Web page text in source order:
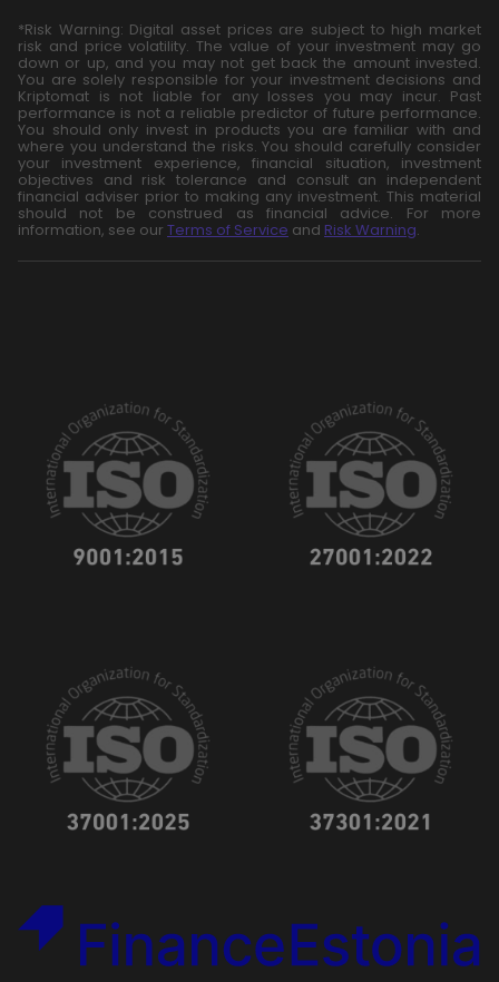
*Risk Warning: Digital asset prices are subject to high market
risk and price volatility. The value of your investment may go
down or up, and you may not get back the amount invested.
You are solely responsible for your investment decisions and
Kriptomat is not liable for any losses you may incur. Past
performance is not a reliable predictor of future performance.
You should only invest in products you are familiar with and
where you understand the risks. You should carefully consider
your investment experience, financial situation, investment
objectives and risk tolerance and consult an independent
financial adviser prior to making any investment. This material
should not be construed as financial advice. For more
information, see our Terms of Service and Risk Warning.